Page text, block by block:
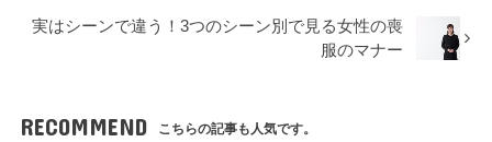
実はシーンで違う！3つのシーン別で見る女性の喪
服のマナー
RECOMMEND こちらの記事も人気です。